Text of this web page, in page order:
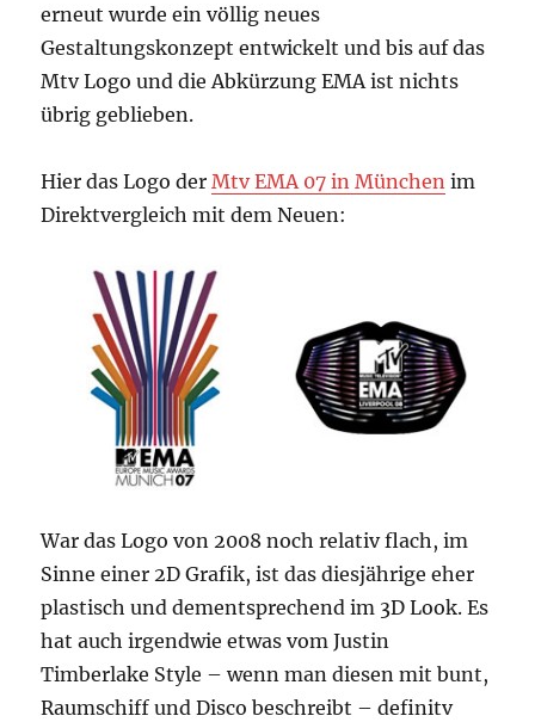
erneut wurde ein völlig neues
Gestaltungskonzept entwickelt und bis auf das
Mtv Logo und die Abkürzung EMA ist nichts
übrig geblieben.
Hier das Logo der Mtv EMA 07 in München im
Direktvergleich mit dem Neuen:
War das Logo von 2008 noch relativ flach, im
Sinne einer 2D Grafik, ist das diesjährige eher
plastisch und dementsprechend im 3D Look. Es
hat auch irgendwie etwas vom Justin
Timberlake Style – wenn man diesen mit bunt,
Raumschiff und Disco beschreibt – definitv